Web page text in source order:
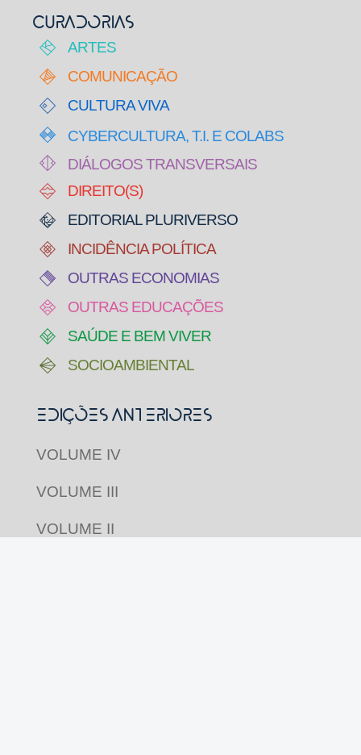
CURADORIAS
ARTES
COMUNICAÇÃO
CULTURA VIVA
CYBERCULTURA, T.I. E COLABS
DIÁLOGOS TRANSVERSAIS
DIREITO(S)
EDITORIAL PLURIVERSO
INCIDÊNCIA POLÍTICA
OUTRAS ECONOMIAS
OUTRAS EDUCAÇÕES
SAÚDE E BEM VIVER
SOCIOAMBIENTAL
Edições Anteriores
VOLUME IV
VOLUME III
VOLUME II